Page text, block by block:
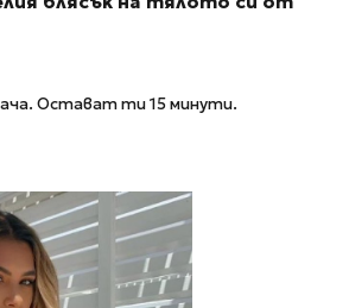
Остават ти 15 минути.